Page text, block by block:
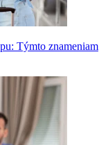
Týmto znameniam